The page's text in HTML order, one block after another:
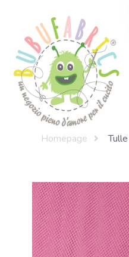
Homepage Tulle